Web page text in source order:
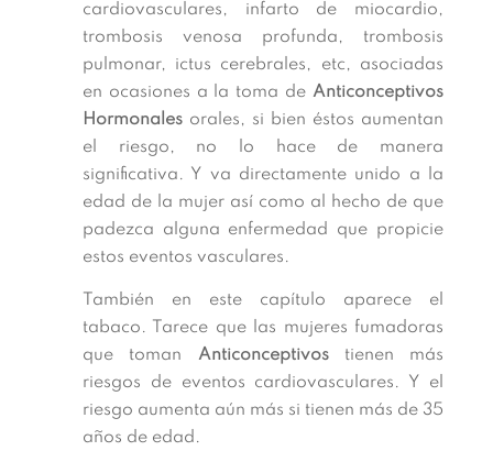
cardiovasculares, infarto de miocardio,
trombosis venosa profunda, trombosis
pulmonar, ictus cerebrales, etc, asociadas
en ocasiones a la toma deAnticonceptivos
Hormonalesorales, si bien éstos aumentan
el riesgo, no lo hace de manera
significativa. Y va directamente unido a la
edad de la mujer así como al hecho de que
padezca alguna enfermedad que propicie
estos eventos vasculares.
También en este capítulo aparece el
tabaco. Tarece que las mujeres fumadoras
que toman Anticonceptivostienen más
riesgos de eventos cardiovasculares. Y el
riesgo aumenta aún más si tienen más de 35
años de edad.